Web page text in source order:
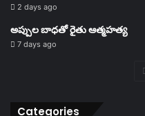
2 days ago
అప్పుల బాధతో రైతు ఆత్మహత్య
7 days ago
Categories